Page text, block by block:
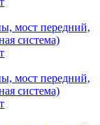
мост передний,
система)
мост передний,
система)